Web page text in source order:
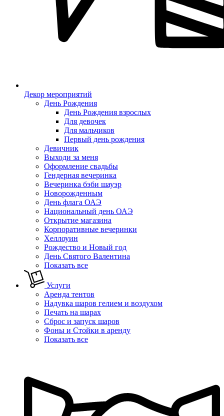
Декор мероприятий
День Рождения
День Рождения взрослых
Для девочек
Для мальчиков
Первый день рождения
Девичник
Выходи за меня
Оформление свадьбы
Гендерная вечеринка
Вечеринка бэби шауэр
Новорожденным
День флага ОАЭ
Национальный день ОАЭ
Открытие магазина
Корпоративные вечеринки
Хеллоуин
Рождество и Новый год
День Святого Валентина
Показать все
Услуги
Аренда тентов
Надувка шаров гелием и воздухом
Печать на шарах
Сброс и запуск шаров
Фоны и Стойки в аренду
Показать все